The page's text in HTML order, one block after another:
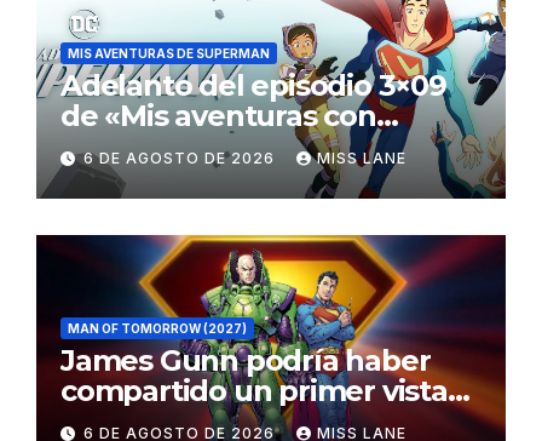
MIS AVENTURAS DE SUPERMAN
Adelanto del episodio 3×09
de «Mis aventuras con
Superman»
6 DE AGOSTO DE 2026 MISS LANE
MAN OF TOMORROW (2027)
James Gunn podría haber
compartido un primer vistazo
al traje de Brainiac
6 DE AGOSTO DE 2026 MISS LANE